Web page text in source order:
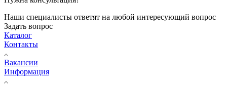
Наши специалисты ответят на любой интересующий вопрос
Задать вопрос
Каталог
Контакты
Вакансии
Информация